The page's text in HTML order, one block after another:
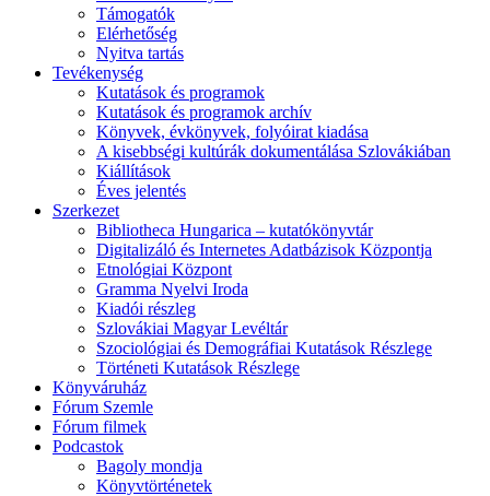
Támogatók
Elérhetőség
Nyitva tartás
Tevékenység
Kutatások és programok
Kutatások és programok archív
Könyvek, évkönyvek, folyóirat kiadása
A kisebbségi kultúrák dokumentálása Szlovákiában
Kiállítások
Éves jelentés
Szerkezet
Bibliotheca Hungarica – kutatókönyvtár
Digitalizáló és Internetes Adatbázisok Központja
Etnológiai Központ
Gramma Nyelvi Iroda
Kiadói részleg
Szlovákiai Magyar Levéltár
Szociológiai és Demográfiai Kutatások Részlege
Történeti Kutatások Részlege
Könyváruház
Fórum Szemle
Fórum filmek
Podcastok
Bagoly mondja
Könyvtörténetek